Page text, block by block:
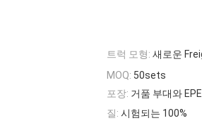
트럭 모형: 새로운
MOQ: 50sets
포장: 거품 부대와
질: 시험되는 100%